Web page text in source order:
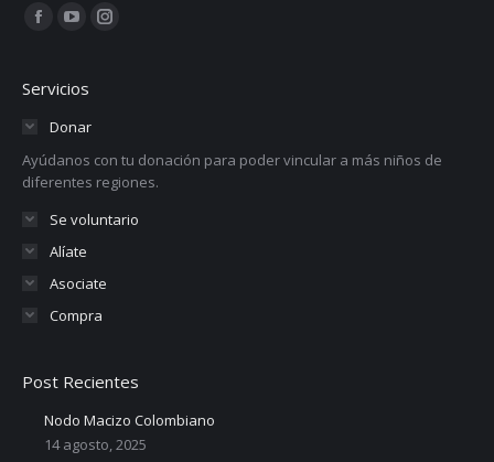
Encuéntranos en:
Facebook
opens
window
YouTube
opens
Instagram
Servicios
Donar
Ayúdanos con tu donación para poder vincular a más niños de
diferentes regiones.
Se voluntario
Alíate
Asociate
Compra
Post Recientes
Nodo Macizo Colombiano
14 agosto, 2025